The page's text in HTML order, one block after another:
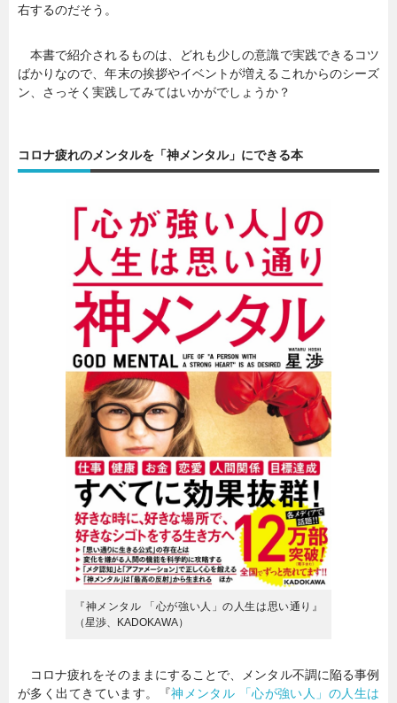
右するのだそう。
本書で紹介されるものは、どれも少しの意識で実践できるコツ
ばかりなので、年末の挨拶やイベントが増えるこれからのシーズ
ン、さっそく実践してみてはいかがでしょうか？
コロナ疲れのメンタルを「神メンタル」にできる本
『神メンタル 「心が強い人」の人生は思い通り』
（星渉、KADOKAWA）
コロナ疲れをそのままにすることで、メンタル不調に陥る事例
が多く出てきています。『神メンタル 「心が強い人」の人生は